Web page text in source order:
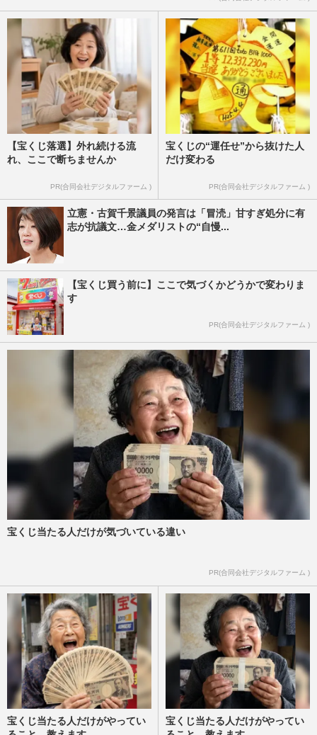
【宝くじ落選】外れ続ける流
れ、ここで断ちませんか
PR(合同会社デジタルファーム )
宝くじの“運任せ”から抜けた人
だけ変わる
PR(合同会社デジタルファーム )
立憲・古賀千景議員の発言は「冒涜」甘すぎ処分に有
志が抗議文…金メダリストの“自慢...
【宝くじ買う前に】ここで気づくかどうかで変わりま
す
PR(合同会社デジタルファーム )
宝くじ当たる人だけが気づいている違い
PR(合同会社デジタルファーム )
宝くじ当たる人だけがやってい
宝くじ当たる人だけがやってい